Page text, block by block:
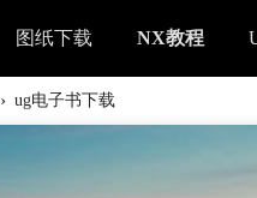
图纸下载 NX教程
› ug电子书下载